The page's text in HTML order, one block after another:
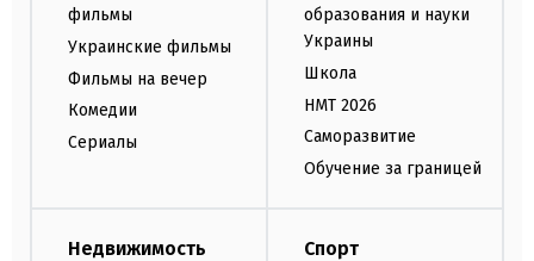
фильмы
Украинские фильмы
Фильмы на вечер
Комедии
Сериалы
образования и науки
Украины
Школа
НМТ 2026
Саморазвитие
Обучение за границей
Недвижимость Спорт